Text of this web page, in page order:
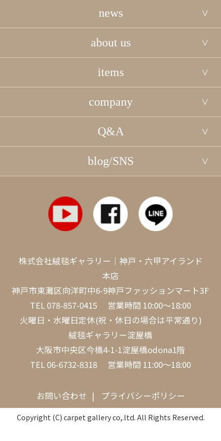
news
about us
items
company
Q&A
blog/SNS
株式会社絨毯ギャラリー｜神戸・六甲アイランド
本店
神戸市東灘区向洋町中6-9神戸ファッションマート3F
TEL 078-857-0415 営業時間 10:00～18:00
火曜日・水曜日定休(祝・休日の場合は平常通り)
絨毯ギャラリー淀屋橋
大阪市中央区今橋4-1-1淀屋橋odona1階
TEL 06-6732-8318 営業時間 11:00～18:00
お問い合わせ プライバシーポリシー
Copyright (C) carpet gallery co,.ltd. All Rights Reserved.